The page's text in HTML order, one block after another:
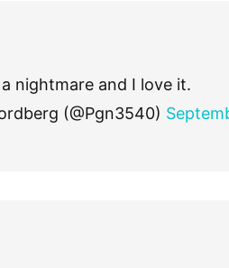
nightmare and I love it.
(@Pgn3540)